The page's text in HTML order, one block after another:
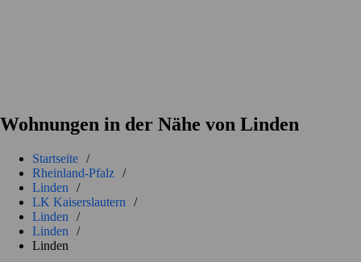
Wohnungen in der Nähe von Linden
Startseite /
Rheinland-Pfalz /
Linden
/
LK Kaiserslautern
/
Linden
/
Linden
/
Linden